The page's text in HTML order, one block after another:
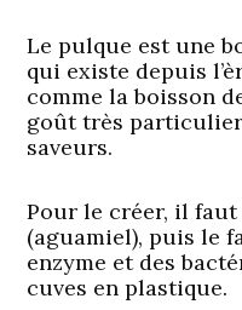
Le pulque est une
qui existe depuis
comme la boisson
goût très
saveurs.
Pour le créer, il
(aguamiel), puis le
enzyme et des
cuves en plastique.